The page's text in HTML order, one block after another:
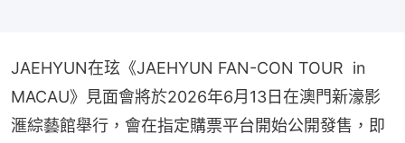
JAEHYUN在玹《JAEHYUN FAN-CON TOUR  in
MACAU》見面會將於2026年6月13日在澳門新濠影
滙綜藝館舉行，會在指定購票平台開始公開發售，即